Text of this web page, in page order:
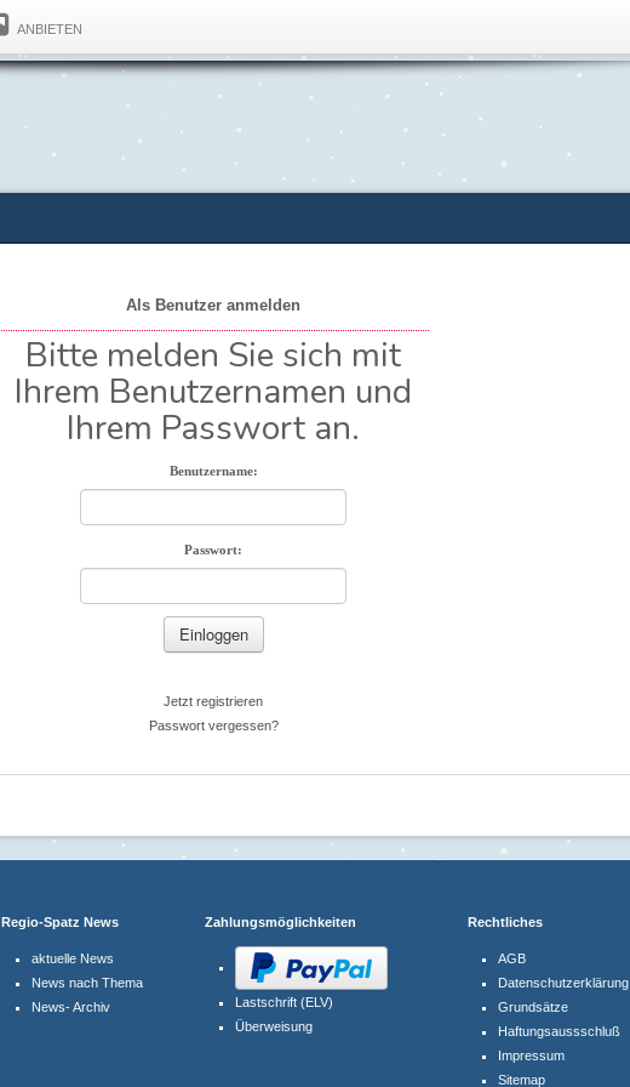
ANBIETEN
Als Benutzer anmelden
Bitte melden Sie sich mit
Ihrem Benutzernamen und
Ihrem Passwort an.
Benutzername:
Passwort:
Jetzt registrieren
Passwort vergessen?
Regio-Spatz News
aktuelle News
News nach Thema
News- Archiv
Zahlungsmöglichkeiten
Lastschrift (ELV)
Überweisung
Rechtliches
AGB
Datenschutzerklärung
Grundsätze
Haftungsaussschluß
Impressum
Sitemap